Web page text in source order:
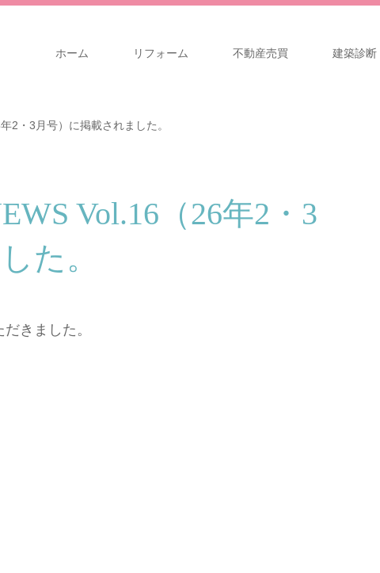
ホーム リフォーム 不動産売買 建築診断
2・3月号）に掲載されました。
Vol.16（26年2・3
た。
きました。